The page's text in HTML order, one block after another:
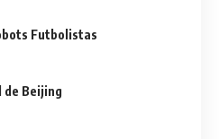
Futbolistas
de Beijing